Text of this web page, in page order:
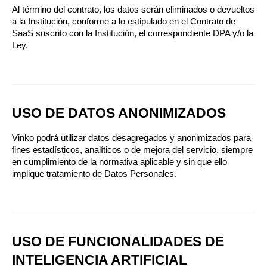
Al término del contrato, los datos serán eliminados o devueltos
a la Institución, conforme a lo estipulado en el Contrato de
SaaS suscrito con la Institución, el correspondiente DPA y/o la
Ley.
USO DE DATOS ANONIMIZADOS
Vinko podrá utilizar datos desagregados y anonimizados para
fines estadísticos, analíticos o de mejora del servicio, siempre
en cumplimiento de la normativa aplicable y sin que ello
implique tratamiento de Datos Personales.
USO DE FUNCIONALIDADES DE
INTELIGENCIA ARTIFICIAL